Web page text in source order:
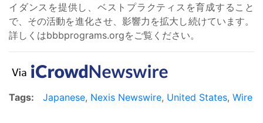
イダンスを提供し、ベストプラクティスを育成すること
で、その活動を進化させ、影響力を拡大し続けています。
詳しくはbbbprograms.orgをご覧ください。
Tags: Japanese, Nexis Newswire, United States, Wire